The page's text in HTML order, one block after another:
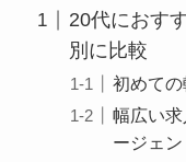
20代におす
別に比較
初めて
幅広い
ージェン